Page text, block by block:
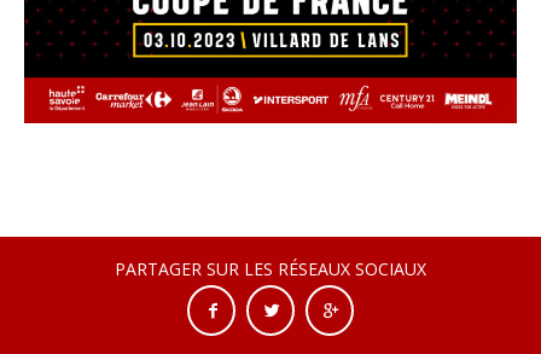
PARTAGER SUR LES RÉSEAUX SOCIAUX